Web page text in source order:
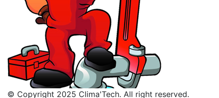
© Copyright 2025 Clima'Tech. All right reserved.